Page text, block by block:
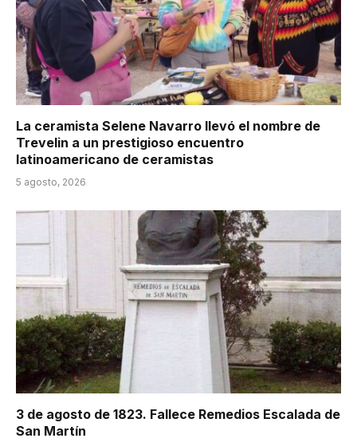
La ceramista Selene Navarro llevó el nombre de
Trevelin a un prestigioso encuentro
latinoamericano de ceramistas
5 agosto, 2026
3 de agosto de 1823. Fallece Remedios Escalada de
San Martín